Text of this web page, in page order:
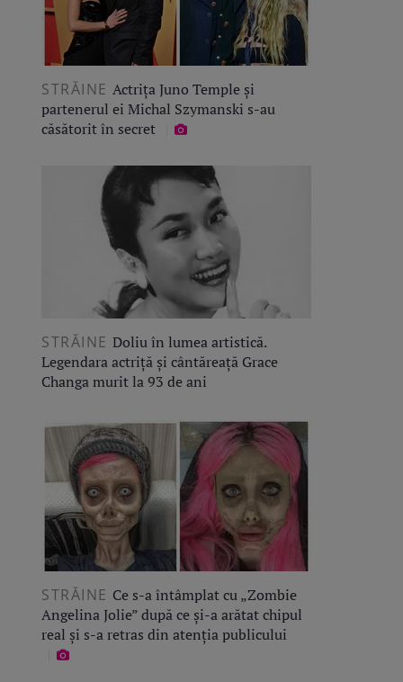
STRĂINE Actrița Juno Temple și
partenerul ei Michal Szymanski s-au
căsătorit în secret
STRĂINE Doliu în lumea artistică.
Legendara actriță și cântăreață Grace
Changa murit la 93 de ani
STRĂINE Ce s-a întâmplat cu „Zombie
Angelina Jolie” după ce și-a arătat chipul
real și s-a retras din atenția publicului